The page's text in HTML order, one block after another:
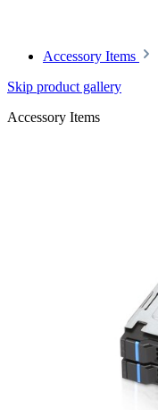
Accessory Items
Skip product gallery
Accessory Items